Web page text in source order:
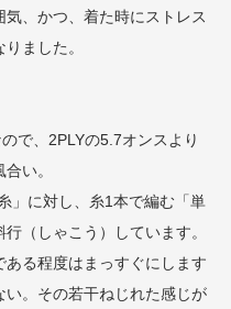
、かつ、着た時にストレス
ました。
で、2PLYの5.7オンスより
い。
」に対し、糸1本で編む「単
（しゃこう）しています。
る程度はまっすぐにします
。その若干ねじれた感じが